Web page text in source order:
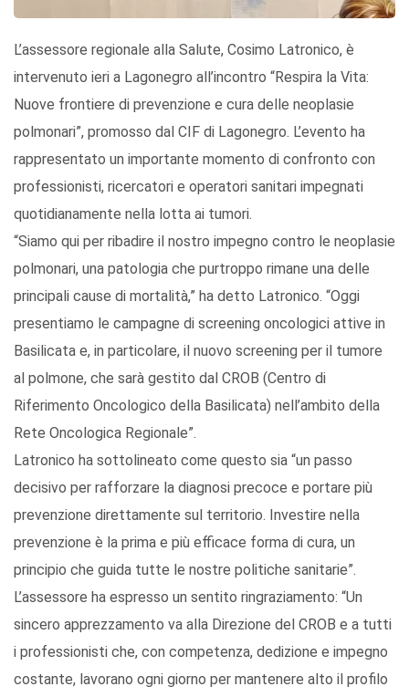
L’assessore regionale alla Salute, Cosimo Latronico, è
intervenuto ieri a Lagonegro all’incontro “Respira la Vita:
Nuove frontiere di prevenzione e cura delle neoplasie
polmonari”, promosso dal CIF di Lagonegro. L’evento ha
rappresentato un importante momento di confronto con
professionisti, ricercatori e operatori sanitari impegnati
quotidianamente nella lotta ai tumori.
“Siamo qui per ribadire il nostro impegno contro le neoplasie
polmonari, una patologia che purtroppo rimane una delle
principali cause di mortalità,” ha detto Latronico. “Oggi
presentiamo le campagne di screening oncologici attive in
Basilicata e, in particolare, il nuovo screening per il tumore
al polmone, che sarà gestito dal CROB (Centro di
Riferimento Oncologico della Basilicata) nell’ambito della
Rete Oncologica Regionale”.
Latronico ha sottolineato come questo sia “un passo
decisivo per rafforzare la diagnosi precoce e portare più
prevenzione direttamente sul territorio. Investire nella
prevenzione è la prima e più efficace forma di cura, un
principio che guida tutte le nostre politiche sanitarie”.
L’assessore ha espresso un sentito ringraziamento: “Un
sincero apprezzamento va alla Direzione del CROB e a tutti
i professionisti che, con competenza, dedizione e impegno
costante, lavorano ogni giorno per mantenere alto il profilo